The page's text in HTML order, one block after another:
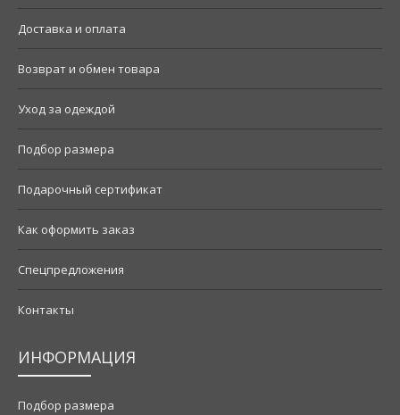
Доставка и оплата
Возврат и обмен товара
Уход за одеждой
Подбор размера
Подарочный сертификат
Как оформить заказ
Спецпредложения
Контакты
ИНФОРМАЦИЯ
Подбор размера